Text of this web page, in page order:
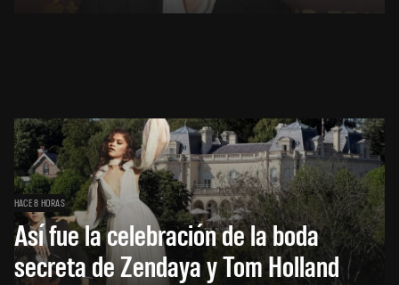
HACE 8 HORAS
Así fue la celebración de la boda
secreta de Zendaya y Tom Holland